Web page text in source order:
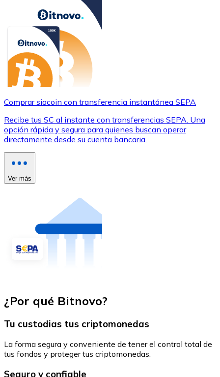
Comprar siacoin con transferencia instantánea SEPA
Recibe tus SC al instante con transferencias SEPA. Una
opción rápida y segura para quienes buscan operar
directamente desde su cuenta bancaria.
Ver más
¿Por qué Bitnovo?
Tu custodias tus criptomonedas
La forma segura y conveniente de tener el control total de
tus fondos y proteger tus criptomonedas.
Seguro y confiable